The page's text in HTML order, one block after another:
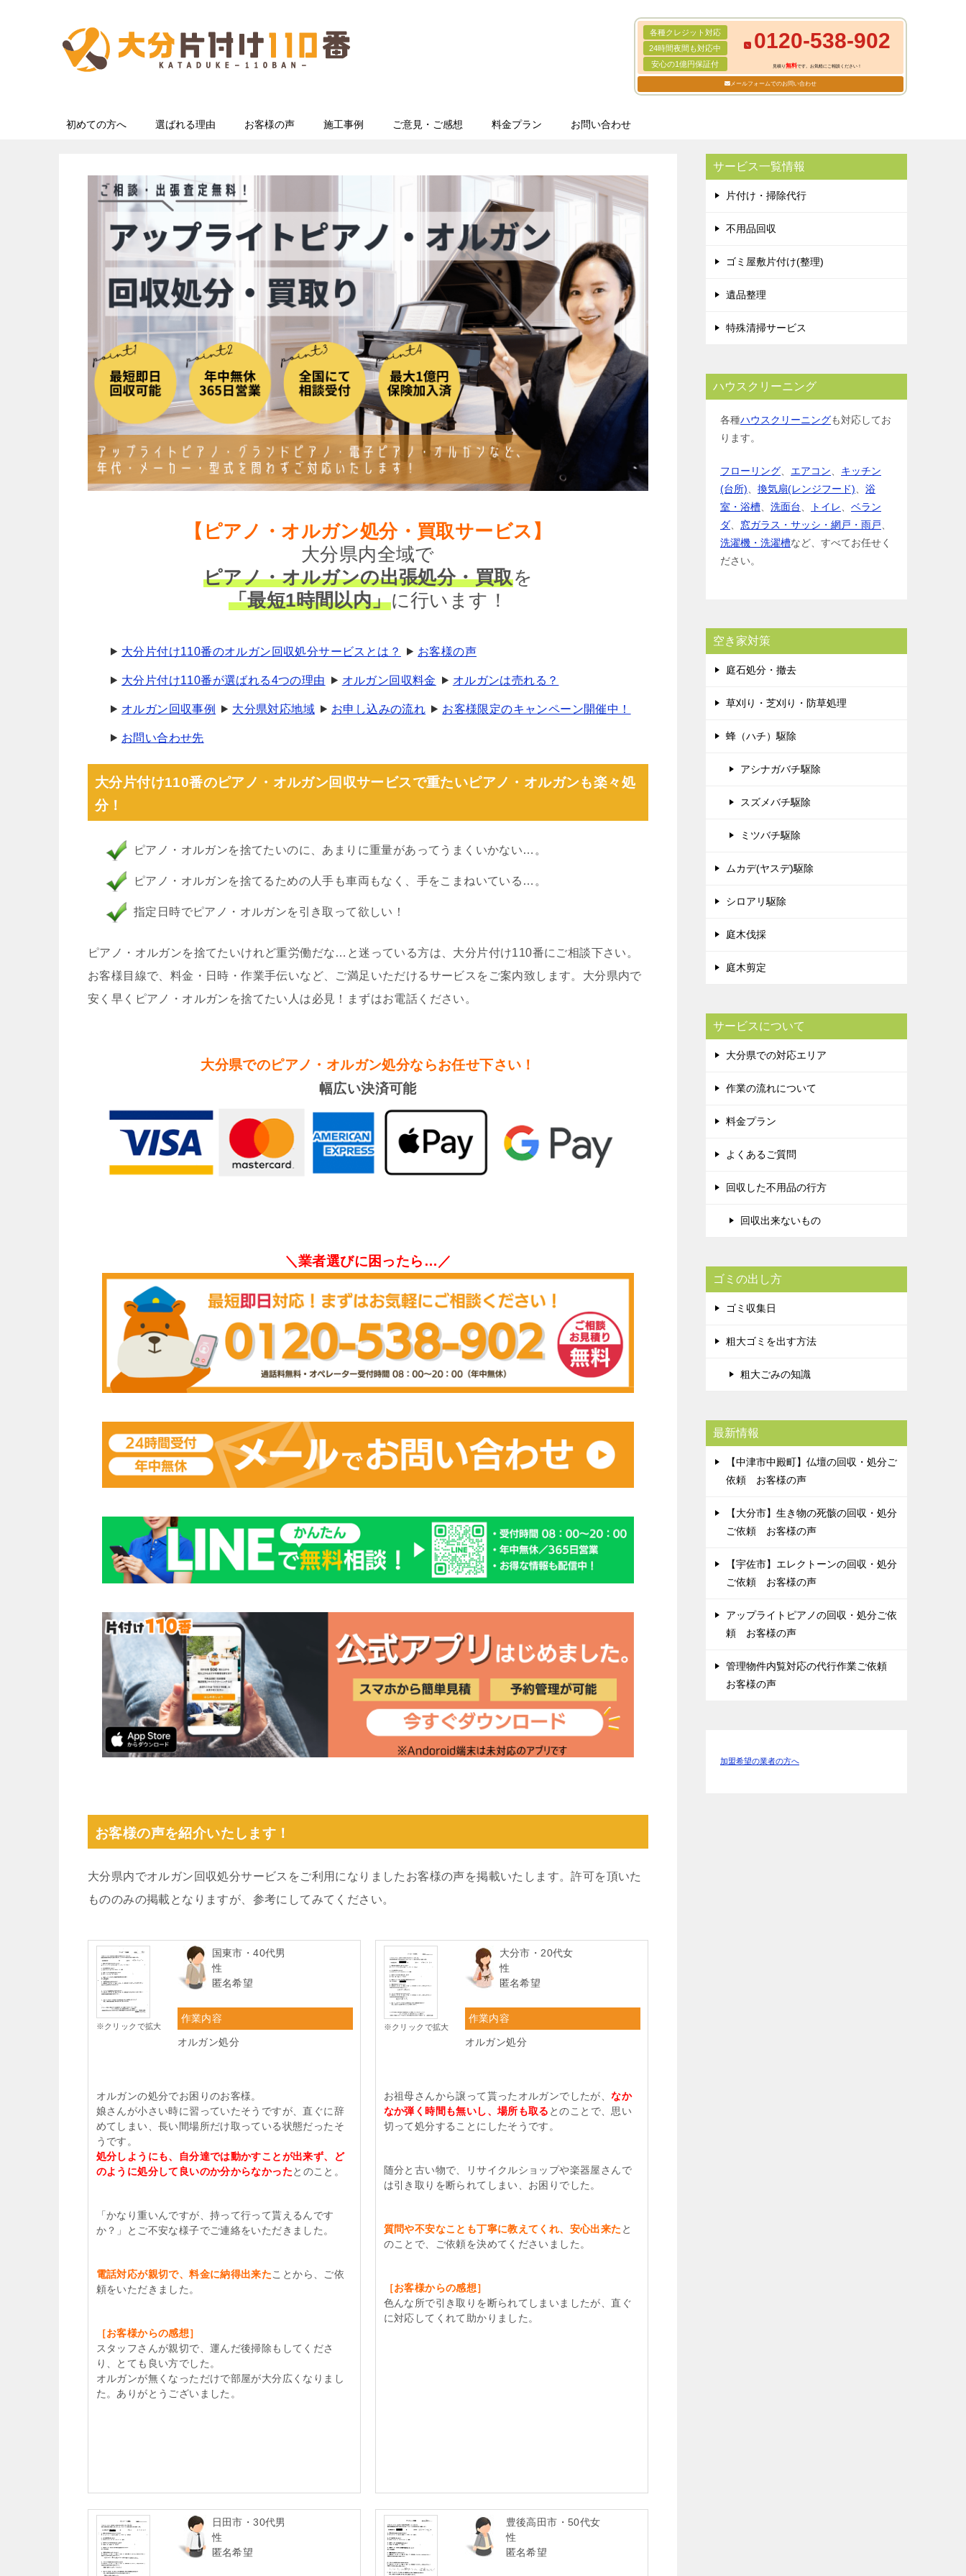
各種クレジット対応
24時間夜間も対応中
安心の1億円保証付
0120-538-902
見積り無料です。お気軽にご相談ください！
メールフォームでのお問い合わせ
初めての方へ 選ばれる理由 お客様の声 施工事例 ご意見・ご感想 料金プラン お問い合わせ
【ピアノ・オルガン処分・買取サービス】
大分県内全域で
ピアノ・オルガンの出張処分・買取を
「最短1時間以内」に行います！
大分片付け110番のオルガン回収処分サービスとは？ お客様の声
大分片付け110番が選ばれる4つの理由 オルガン回収料金 オルガンは売れる？
オルガン回収事例 大分県対応地域 お申し込みの流れ お客様限定のキャンペーン開催中！
お問い合わせ先
大分片付け110番のピアノ・オルガン回収サービスで重たいピアノ・オルガンも楽々処
分！
ピアノ・オルガンを捨てたいのに、あまりに重量があってうまくいかない…。
ピアノ・オルガンを捨てるための人手も車両もなく、手をこまねいている…。
指定日時でピアノ・オルガンを引き取って欲しい！
ピアノ・オルガンを捨てたいけれど重労働だな…と迷っている方は、大分片付け110番にご相談下さい。
お客様目線で、料金・日時・作業手伝いなど、ご満足いただけるサービスをご案内致します。大分県内で
安く早くピアノ・オルガンを捨てたい人は必見！まずはお電話ください。
大分県でのピアノ・オルガン処分ならお任せ下さい！
幅広い決済可能
＼業者選びに困ったら…／
お客様の声を紹介いたします！
大分県内でオルガン回収処分サービスをご利用になりましたお客様の声を掲載いたします。許可を頂いた
もののみの掲載となりますが、参考にしてみてください。
※クリックで拡大
国東市・40代男
性
匿名希望
作業内容
オルガン処分
オルガンの処分でお困りのお客様。
娘さんが小さい時に習っていたそうですが、直ぐに辞
めてしまい、長い間場所だけ取っている状態だったそ
うです。
処分しようにも、自分達では動かすことが出来ず、ど
のように処分して良いのか分からなかったとのこと。
「かなり重いんですが、持って行って貰えるんです
か？」とご不安な様子でご連絡をいただきました。
電話対応が親切で、料金に納得出来たことから、ご依
頼をいただきました。
［お客様からの感想］
スタッフさんが親切で、運んだ後掃除もしてくださ
り、とても良い方でした。
オルガンが無くなっただけで部屋が大分広くなりまし
た。ありがとうございました。
※クリックで拡大
大分市・20代女
性
匿名希望
作業内容
オルガン処分
お祖母さんから譲って貰ったオルガンでしたが、なか
なか弾く時間も無いし、場所も取る とのことで、思い
切って処分することにしたそうです。
随分と古い物で、リサイクルショップや楽器屋さんで
は引き取りを断られてしまい、お困りでした。
質問や不安なことも丁寧に教えてくれ、安心出来た と
のことで、ご依頼を決めてくださいました。
［お客様からの感想］
色んな所で引き取りを断られてしまいましたが、直ぐ
に対応してくれて助かりました。
日田市・30代男
性
匿名希望
豊後高田市・50代女
性
匿名希望
サービス一覧情報
片付け・掃除代行
不用品回収
ゴミ屋敷片付け(整理)
遺品整理
特殊清掃サービス
ハウスクリーニング
各種ハウスクリーニングも対応してお
ります。
フローリング エアコン
キッチン
(台所)
換気扇(レンジフード)
浴
室・浴槽
洗面台 トイレ
ベラン
ダ
窓ガラス・サッシ・網戸・雨戸
洗濯機・洗濯槽など、すべてお任せく
ださい。
空き家対策
庭石処分・撤去
草刈り・芝刈り・防草処理
蜂（ハチ）駆除
アシナガバチ駆除
スズメバチ駆除
ミツバチ駆除
ムカデ(ヤスデ)駆除
シロアリ駆除
庭木伐採
庭木剪定
サービスについて
大分県での対応エリア
作業の流れについて
料金プラン
よくあるご質問
回収した不用品の行方
回収出来ないもの
ゴミの出し方
ゴミ収集日
粗大ゴミを出す方法
粗大ごみの知識
最新情報
【中津市中殿町】仏壇の回収・処分ご
依頼 お客様の声
【大分市】生き物の死骸の回収・処分
ご依頼 お客様の声
【宇佐市】エレクトーンの回収・処分
ご依頼 お客様の声
アップライトピアノの回収・処分ご依
頼 お客様の声
管理物件内覧対応の代行作業ご依頼
お客様の声
加盟希望の業者の方へ